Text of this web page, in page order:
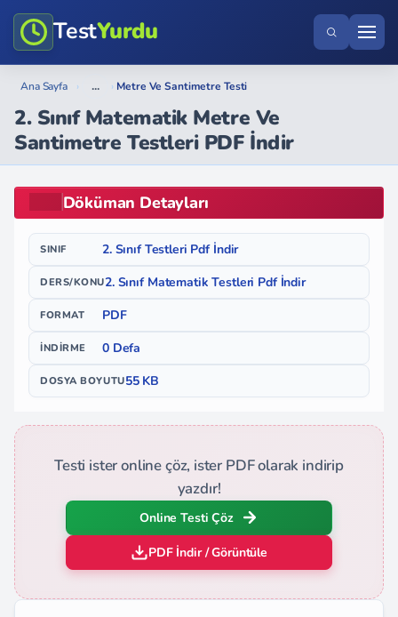
TestYurdu
Ana Sayfa › ... › Metre Ve Santimetre Testi
2. Sınıf Matematik Metre Ve
Santimetre Testleri PDF İndir
Döküman Detayları
SINIF 2. Sınıf Testleri Pdf İndir
DERS/KONU2. Sınıf Matematik Testleri Pdf İndir
FORMAT PDF
İNDIRME 0 Defa
DOSYA BOYUTU55 KB
Testi ister online çöz, ister PDF olarak indirip
yazdır!
Online Testi Çöz
PDF İndir / Görüntüle